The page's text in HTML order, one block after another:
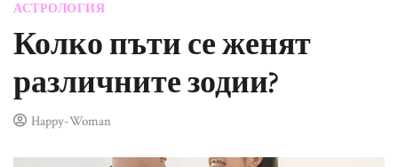
АСТРОЛОГИЯ
Колко пъти се женят
различните зодии?
Happy-Woman